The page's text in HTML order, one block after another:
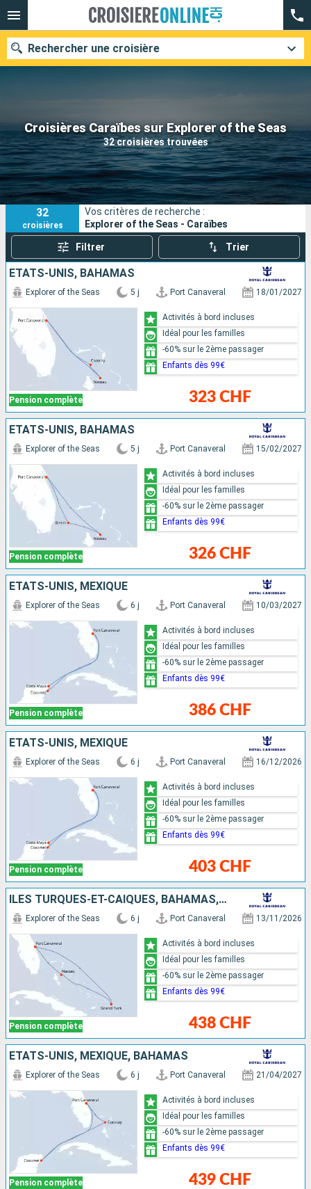
Croisières Caraïbes sur Explorer of the Seas
32 croisières trouvées
Rechercher une croisière
Nos destinations
Mois de départ
Ports Compagnies
Rechercher
32
croisières
Vos critères de recherche :
Explorer of the Seas - Caraïbes
Filtrer Trier
ÉTATS-UNIS, BAHAMAS
Pension complète
Explorer of the Seas 5 j Port Canaveral 18/01/2027
323 CHF
Activités à bord incluses
Idéal pour les familles
-60% sur le 2ème passager
Enfants dès 99€
ÉTATS-UNIS, BAHAMAS
Pension complète
Explorer of the Seas 5 j Port Canaveral 15/02/2027
326 CHF
Activités à bord incluses
Idéal pour les familles
-60% sur le 2ème passager
Enfants dès 99€
ÉTATS-UNIS, MEXIQUE
Pension complète
Explorer of the Seas 6 j Port Canaveral 10/03/2027
386 CHF
Activités à bord incluses
Idéal pour les familles
-60% sur le 2ème passager
Enfants dès 99€
ÉTATS-UNIS, MEXIQUE
Pension complète
Explorer of the Seas 6 j Port Canaveral 16/12/2026
403 CHF
Activités à bord incluses
Idéal pour les familles
-60% sur le 2ème passager
Enfants dès 99€
ÎLES TURQUES-ET-CAÏQUES, BAHAMAS, ÉTATS-UNIS
Pension complète
Explorer of the Seas 6 j Port Canaveral 13/11/2026
438 CHF
Activités à bord incluses
Idéal pour les familles
-60% sur le 2ème passager
Enfants dès 99€
ÉTATS-UNIS, MEXIQUE, BAHAMAS
Pension complète
Explorer of the Seas 6 j Port Canaveral 21/04/2027
439 CHF
Activités à bord incluses
Idéal pour les familles
-60% sur le 2ème passager
Enfants dès 99€